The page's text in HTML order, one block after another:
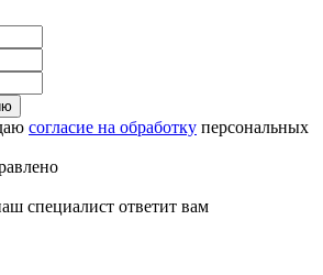
согласие на обработку персональных
специалист ответит вам